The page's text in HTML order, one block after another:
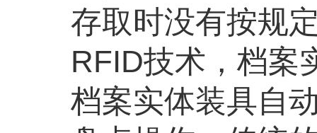
存取时没有按规
RFID技术，档案
档案实体装具自